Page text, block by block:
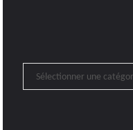
Catégories